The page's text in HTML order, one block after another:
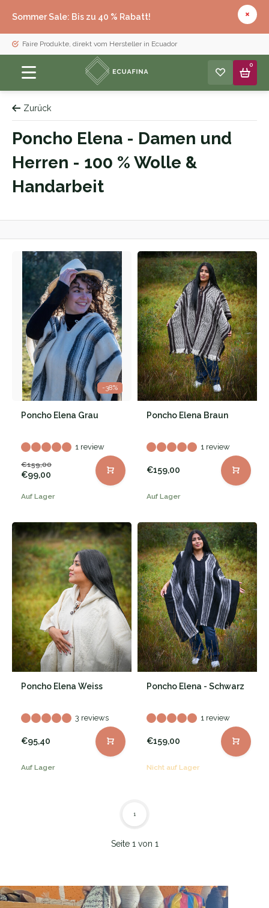
Sommer Sale: Bis zu 40 % Rabatt!
Faire Produkte, direkt vom Hersteller in Ecuador
0
Zurück
Poncho Elena - Damen und
Herren - 100 % Wolle &
Handarbeit
-38%
Poncho Elena Grau
1 review
€159,00
€99,00
Auf Lager
Poncho Elena Braun
1 review
€159,00
Auf Lager
Poncho Elena Weiss
3 reviews
€95,40
Auf Lager
Poncho Elena - Schwarz
1 review
€159,00
Nicht auf Lager
Seite 1 von 1
1